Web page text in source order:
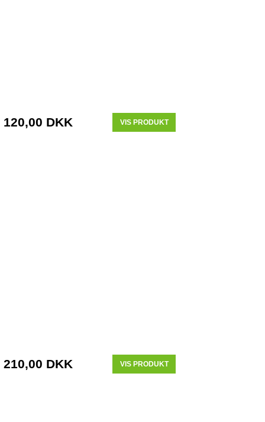
120,00 DKK VIS PRODUKT
210,00 DKK VIS PRODUKT